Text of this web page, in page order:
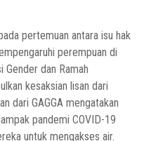
pertemuan antara isu hak
perempuan di
Gender dan Ramah
kesaksian lisan dari
dari GAGGA mengatakan
pandemi COVID-19
untuk mengakses air.